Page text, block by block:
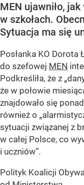
MEN ujawniło,
w szkołach.
Sytuacja ma się
Posłanka KO Dorota
do szefowej MEN
Podkreśliła, że z
że w połowie
znajdowało się
również o
sytuacji związanej z
w całej Polsce, co
i uczniów”.
Polityk Koalicji